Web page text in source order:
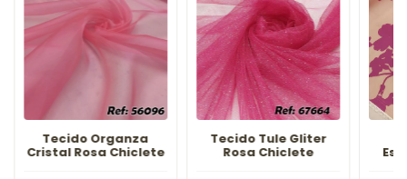
Tecido Organza
Cristal Rosa Chiclete
Tecido Tule Gliter
Rosa Chiclete